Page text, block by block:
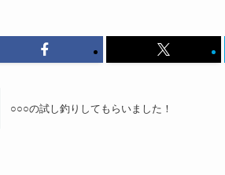
○○○の試し釣りしてもらいました！